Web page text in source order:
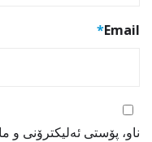
Email
*
ناو، پۆستی ئەلیکترۆنی و